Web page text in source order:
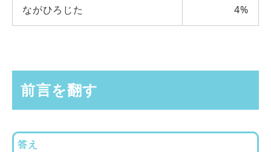
ながひろじた 4%
前言を翻す
答え